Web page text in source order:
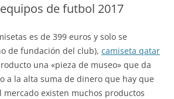
de futbol 2017
es de 399 euros y solo se
de fundación del club), camiseta qatar
una «pieza de museo» que da
a la alta suma de dinero que hay que
mercado existen muchos productos